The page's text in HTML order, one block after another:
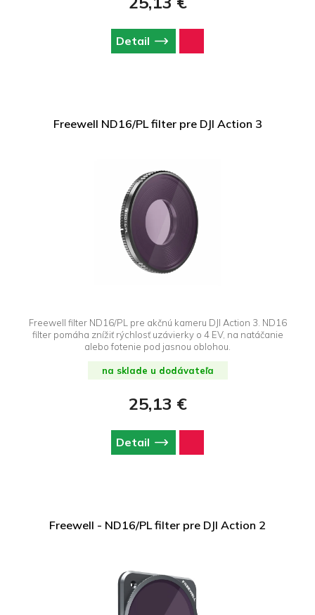
Detail
Freewell ND16/PL filter pre DJI Action 3
Freewell filter ND16/PL pre akčnú kameru DJI Action 3. ND16
filter pomáha znížiť rýchlosť uzávierky o 4 EV, na natáčanie
alebo fotenie pod jasnou oblohou.
na sklade u dodávateľa
25,13 €
Detail
Freewell - ND16/PL filter pre DJI Action 2